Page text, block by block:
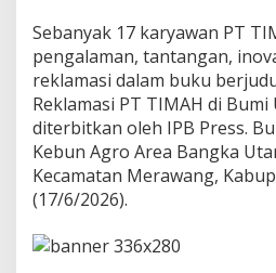
Sebanyak 17 karyawan PT
pengalaman, tantangan,
reklamasi dalam buku
Reklamasi PT TIMAH di
diterbitkan oleh IPB Press.
Kebun Agro Area Bangka
Kecamatan Merawang,
(17/6/2026).